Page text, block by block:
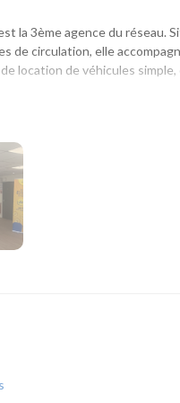
la 3ème agence du réseau.
de circulation, elle
location de véhicules
en vacances, un week-
véhicule, notre agence
le centre-ville
pour tous vos déplacements.
les véhicules de